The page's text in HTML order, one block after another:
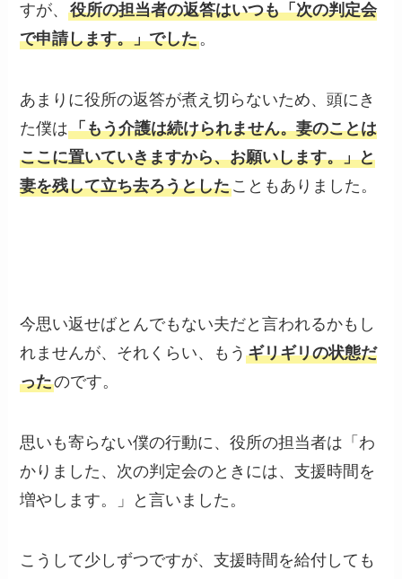
すが、役所の担当者の返答はいつも「次の判定会
で申請します。」でした。
あまりに役所の返答が煮え切らないため、頭にき
た僕は「もう介護は続けられません。妻のことは
ここに置いていきますから、お願いします。」と
妻を残して立ち去ろうとしたこともありました。
今思い返せばとんでもない夫だと言われるかもし
れませんが、それくらい、もうギリギリの状態だ
ったのです。
思いも寄らない僕の行動に、役所の担当者は「わ
かりました、次の判定会のときには、支援時間を
増やします。」と言いました。
こうして少しずつですが、支援時間を給付しても